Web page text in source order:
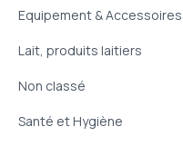
Equipement & Accessoires
Lait, produits laitiers
Non classé
Santé et Hygiène